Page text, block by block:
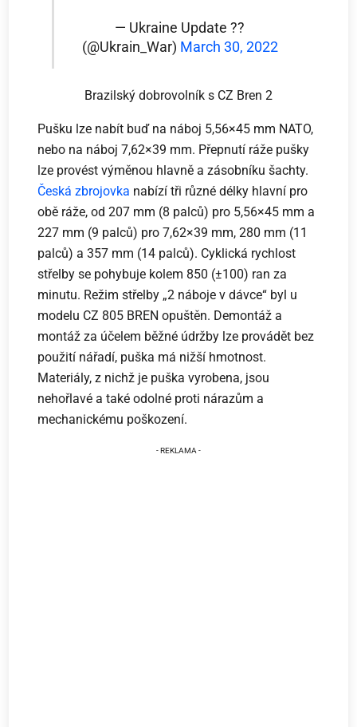
— Ukraine Update ??
(@Ukrain_War) March 30, 2022
Brazilský dobrovolník s CZ Bren 2
Pušku lze nabít buď na náboj 5,56×45 mm NATO,
nebo na náboj 7,62×39 mm. Přepnutí ráže pušky
lze provést výměnou hlavně a zásobníku šachty.
Česká zbrojovka nabízí tři různé délky hlavní pro
obě ráže, od 207 mm (8 palců) pro 5,56×45 mm a
227 mm (9 palců) pro 7,62×39 mm, 280 mm (11
palců) a 357 mm (14 palců). Cyklická rychlost
střelby se pohybuje kolem 850 (±100) ran za
minutu. Režim střelby „2 náboje v dávce“ byl u
modelu CZ 805 BREN opuštěn. Demontáž a
montáž za účelem běžné údržby lze provádět bez
použití nářadí, puška má nižší hmotnost.
Materiály, z nichž je puška vyrobena, jsou
nehořlavé a také odolné proti nárazům a
mechanickému poškození.